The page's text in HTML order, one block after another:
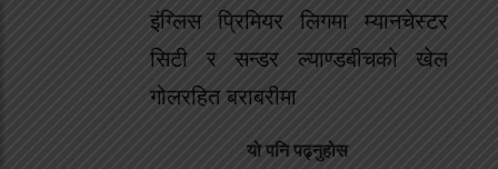
इंग्लिस प्रिमियर लिगमा म्यानचेस्टर
सिटी र सन्डर ल्याण्डबीचको खेल
गोलरहित बराबरीमा
यो पनि पढ्नुहोस